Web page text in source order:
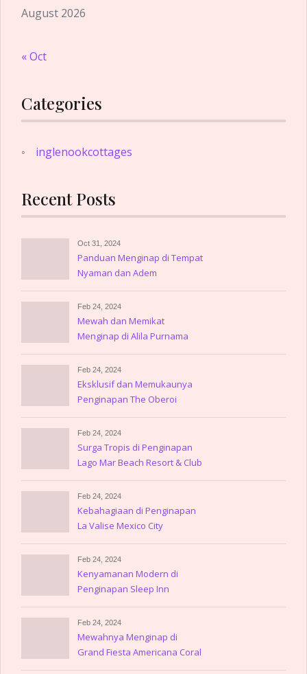
August 2026
« Oct
Categories
inglenookcottages
Recent Posts
Oct 31, 2024
Panduan Menginap di Tempat
Nyaman dan Adem
Feb 24, 2024
Mewah dan Memikat
Menginap di Alila Purnama
Feb 24, 2024
Eksklusif dan Memukaunya
Penginapan The Oberoi
Lombok
Feb 24, 2024
Surga Tropis di Penginapan
Lago Mar Beach Resort & Club
Feb 24, 2024
Kebahagiaan di Penginapan
La Valise Mexico City
Feb 24, 2024
Kenyamanan Modern di
Penginapan Sleep Inn
Villahermosa
Feb 24, 2024
Mewahnya Menginap di
Grand Fiesta Americana Coral
Beach